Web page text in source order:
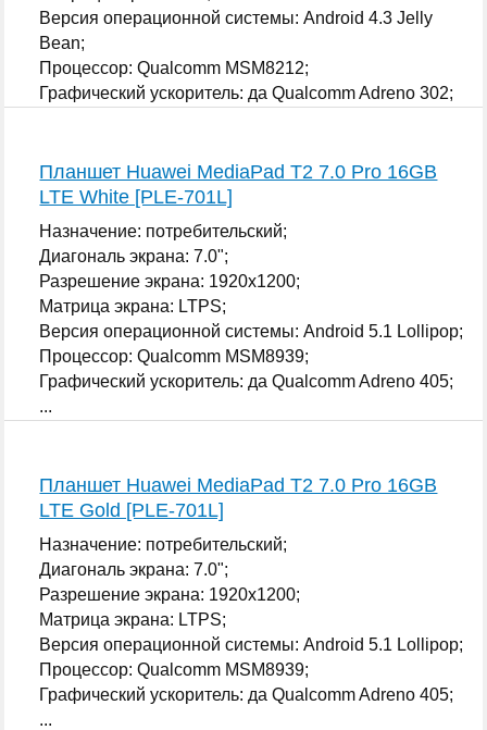
Версия операционной системы: Android 4.3 Jelly
Bean;
Процессор: Qualcomm MSM8212;
Графический ускоритель: да Qualcomm Adreno 302;
Планшет Huawei MediaPad T2 7.0 Pro 16GB
LTE White [PLE-701L]
Назначение: потребительский;
Диагональ экрана: 7.0";
Разрешение экрана: 1920x1200;
Матрица экрана: LTPS;
Версия операционной системы: Android 5.1 Lollipop;
Процессор: Qualcomm MSM8939;
Графический ускоритель: да Qualcomm Adreno 405;
...
Планшет Huawei MediaPad T2 7.0 Pro 16GB
LTE Gold [PLE-701L]
Назначение: потребительский;
Диагональ экрана: 7.0";
Разрешение экрана: 1920x1200;
Матрица экрана: LTPS;
Версия операционной системы: Android 5.1 Lollipop;
Процессор: Qualcomm MSM8939;
Графический ускоритель: да Qualcomm Adreno 405;
...